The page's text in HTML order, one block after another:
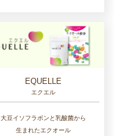
EQUELLE
エクエル
大豆イソフラボンと乳酸菌から
生まれたエクオール